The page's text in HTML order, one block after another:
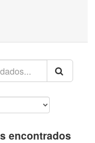
encontrados